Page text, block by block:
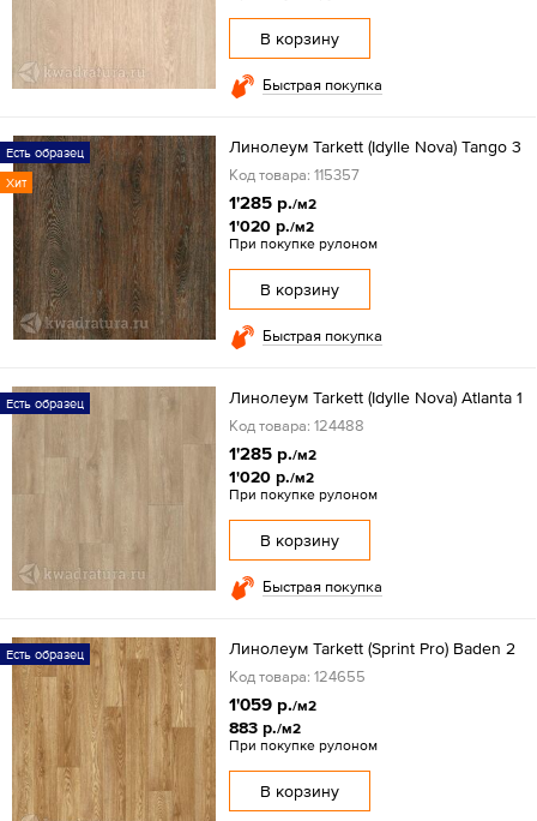
В корзину
Быстрая покупка
Есть образец
Хит
Линолеум Tarkett (Idylle Nova) Tango 3
Код товара: 115357
1'285 р./м2
1'020 р./м2
При покупке рулоном
В корзину
Быстрая покупка
Есть образец Линолеум Tarkett (Idylle Nova) Atlanta 1
Код товара: 124488
1'285 р./м2
1'020 р./м2
При покупке рулоном
В корзину
Быстрая покупка
Есть образец Линолеум Tarkett (Sprint Pro) Baden 2
Код товара: 124655
1'059 р./м2
883 р./м2
При покупке рулоном
В корзину